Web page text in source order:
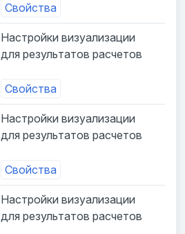
Свойства
Настройки визуализации
для результатов расчетов
Свойства
Настройки визуализации
для результатов расчетов
Свойства
Настройки визуализации
для результатов расчетов